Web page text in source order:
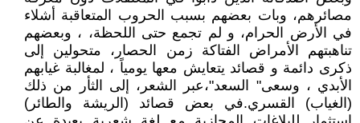
مصائرهم، وبات بعضهم بسبب الحروب المتعاقبة أشلاء
في الأرض الحرام، و لم تجمع حتى اللحظة، ، وبعضهم
تناهبتهم الأمراض الفتاكة زمن الحصار، متحولين إلى
ذكرى دائمة و قصائد يتعايش معها يومياً ، لمغالبة غيابهم
الأبدي ، وسعى" السعد"،عبر الشعر، إلى الثأر من ذلك
(الغياب) القسري.في بعض قصائد (الريشة والطائر)